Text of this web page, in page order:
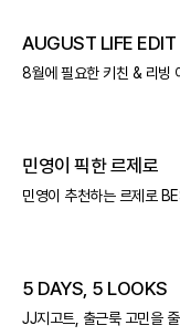
AUGUST LIFE EDIT
8월에 필요한 키친 & 리빙
민영이 픽한 르제로
민영이 추천하는 르제로
5 DAYS, 5 LOOKS
JJ지고트, 출근룩 고민을